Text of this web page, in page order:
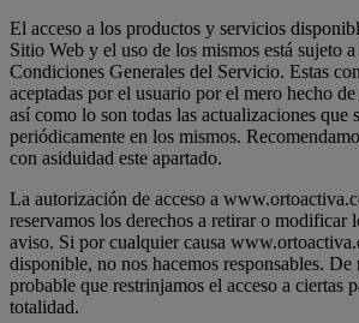
El acceso a los productos y servicios
Sitio Web y el uso de los mismos está sujeto
Condiciones Generales del Servicio. Estas
aceptadas por el usuario por el mero hecho
así como lo son todas las actualizaciones que
periódicamente en los mismos.
con asiduidad este apartado.
La autorización de acceso a
reservamos los derechos a retirar o modificar
aviso. Si por cualquier causa
disponible, no nos hacemos responsables. De
probable que restrinjamos el acceso a ciertas
totalidad.